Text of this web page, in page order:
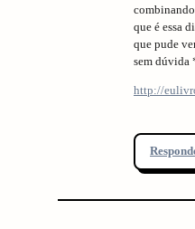
que é essa
que pude
sem dúvida
http://